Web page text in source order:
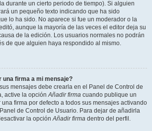
durante un cierto periodo de tiempo). Si alguien
un pequeño texto indicando que ha sido
lo ha sido. No aparece si fue un moderador o la
aunque la mayoría de las veces el editor deja su
de la edición. Los usuarios normales no podrán
de que alguien haya respondido al mismo.
una firma a mi mensaje?
mensajes debe crearla en el Panel de Control de
active la opciónAñadir firma cuando publique un
firma por defecto a todos sus mensajes activando
de Control de Usuario. Para dejar de añadirla
la opciónAñadir firma dentro del perfil.